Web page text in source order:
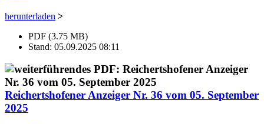
herunterladen >
PDF (3.75 MB)
Stand: 05.09.2025 08:11
Reichertshofener Anzeiger Nr. 36 vom 05. September
2025